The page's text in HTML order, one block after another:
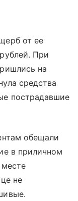
от ее
При
на
средства
пострадавшие
обещали
в приличном
не